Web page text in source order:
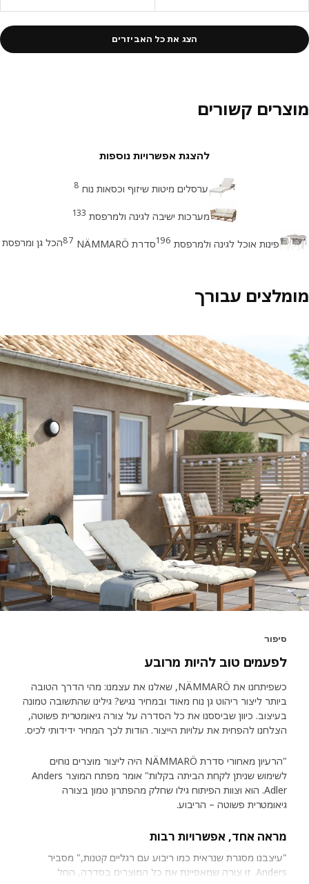
הצג את כל האביזרים
קשורים
להצגת אפשרויות נוספות
ערסלים מיטות שיזוף וכסאות נוח 8
מערכות ישיבה לגינה ולמרפסת 133
פינות אוכל לגינה ולמרפסת 196סדרת NÄMMARÖ 87 הכל גן ומרפסת
עבורך
סיפור
לפעמים טוב להיות מרובע
כשפיתחנו את NÄMMARÖ, שאלנו את עצמנו: מהי הדרך הטובה
ביותר ליצור ריהוט גן נוח מאוד ובמחיר נגיש? גילינו שהתשובה טמונה
בעיצוב. כיוון שביססנו את כל הסדרה על צורה גיאומטרית פשוטה,
הצלחנו להפחית את עלויות הייצור. הודות לכך המחיר ידידותי לכיס.
"הרעיון מאחורי סדרת NÄMMARÖ היה ליצור מוצרים נוחים
לשימוש שניתן לקחת הביתה בקלות" אומר מפתח המוצר Anders
Adler. הוא וצוות הפיתוח גילו שחלק מהפתרון טמון בצורה
גיאומטרית פשוטה – הריבוע.
מראה אחד, אפשרויות רבות
"עיצבנו מסגרת שנראית כמו ריבוע עם רגליים קטנות," מסביר
Anders. זו צורה שמאפיינת את כל המוצרים בסדרה, החל